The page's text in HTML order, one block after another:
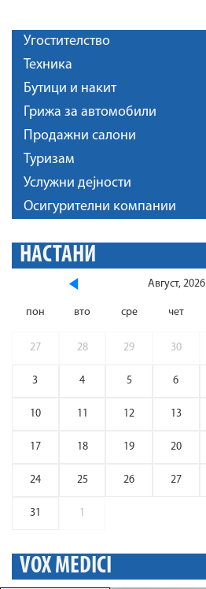
Угостителство
Техника
Бутици и накит
Грижа за автомобили
Продажни салони
Туризам
Услужни дејности
Осигурителни компании
НАСТАНИ
Август, 2026
пон вто сре чет
27 28 29 30
3 4 5 6
10 11 12 13
17 18 19 20
24 25 26 27
31 1
VOX MEDICI